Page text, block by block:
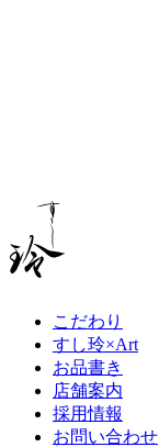
こだわり
すし玲×Art
お品書き
店舗案内
採用情報
お問い合わせ